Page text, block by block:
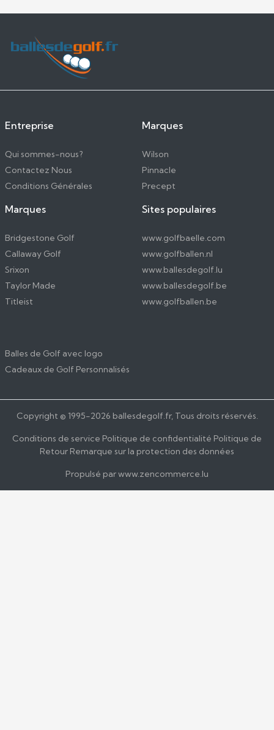
Entreprise
Qui sommes-nous?
Contactez Nous
Conditions Générales
Marques
Wilson
Pinnacle
Precept
Marques
Bridgestone Golf
Callaway Golf
Srixon
Taylor Made
Titleist
Sites populaires
www.golfbaelle.com
www.golfballen.nl
www.ballesdegolf.lu
www.ballesdegolf.be
www.golfballen.be
Balles de Golf avec logo
Cadeaux de Golf Personnalisés
Copyright © 1995-2026 ballesdegolf.fr, Tous droits réservés.
Conditions de service Politique de confidentialité Politique de
Retour Remarque sur la protection des données
Propulsé parwww.zencommerce.lu